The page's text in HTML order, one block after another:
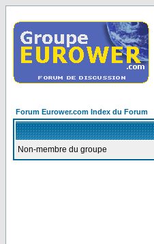
Forum Eurower.com Index du Forum
Non-membre du groupe